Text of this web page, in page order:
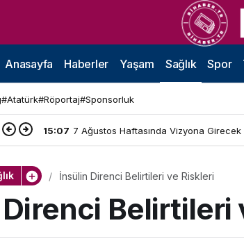
Anasayfa Haberler Yaşam Sağlık Spor
#Atatürk#Röportaj#Sponsorluk
15:07 7 Ağustos Haftasında Vizyona Girecek
İnsülin Direnci Belirtileri ve Riskleri
Belirtileri